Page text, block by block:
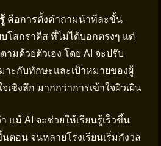
คือการตั้งคำถามนำทีละขั้น
โสกราตีส ที่ไม่ได้บอกตรงๆ แต่
ามด้วยตัวเอง โดย AI จะปรับ
าะกับทักษะและเป้าหมายของผู้
เชิงลึก มากกว่าการเข้าใจผิวเผิน
แม้ AI จะช่วยให้เรียนรู้เร็วขึ้น
ตอน จนหลายโรงเรียนเริ่มกังวล